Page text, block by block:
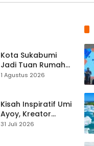
Kota Sukabumi
Jadi Tuan Rumah
Kontes Batu Akik
1 Agustus 2026
Kisah Inspiratif Umi
Ayoy, Kreator
TikTok Asal
31 Juli 2026